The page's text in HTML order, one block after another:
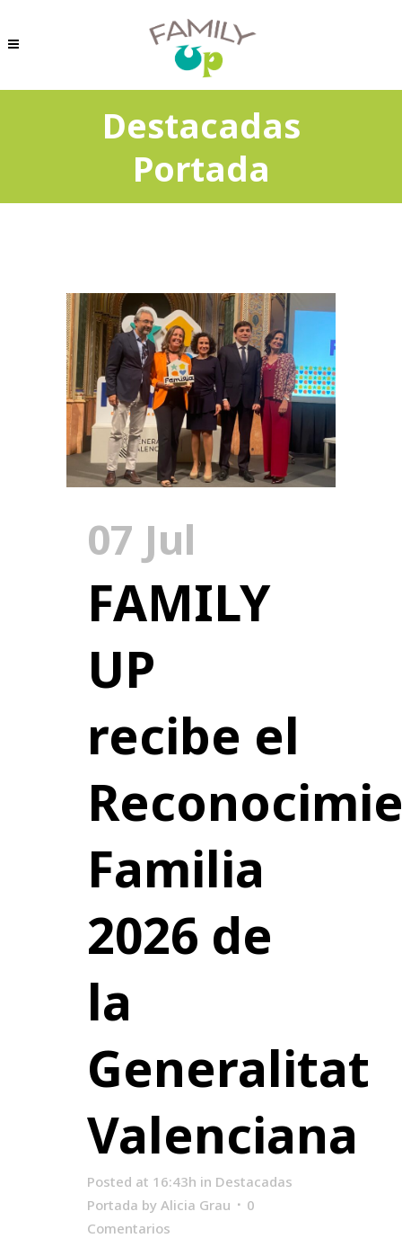
Destacadas
Portada
07 Jul
FAMILY
UP
recibe el
Familia
2026 de
la
Generalitat
Valenciana
Posted at 16:43h in Destacadas
Portada by Alicia Grau
0
Comentarios